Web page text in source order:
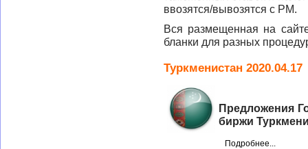
ввозятся/вывозятся с РМ.
Вся размещенная на
бланки для разных
Туркменистан 2020.04.17
Предложения
биржи
Подробнее...